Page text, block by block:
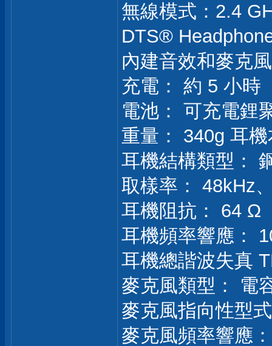
無線模式：2.4
DTS®
內建音效和麥克
充電： 約 5 小時
電池： 可充電鋰
重量： 340g 耳
耳機結構類型：
取樣率： 48kHz
耳機阻抗： 64 Ω
耳機頻率響應：
耳機總諧波失真
麥克風類型： 電
麥克風指向性型
麥克風頻率響應